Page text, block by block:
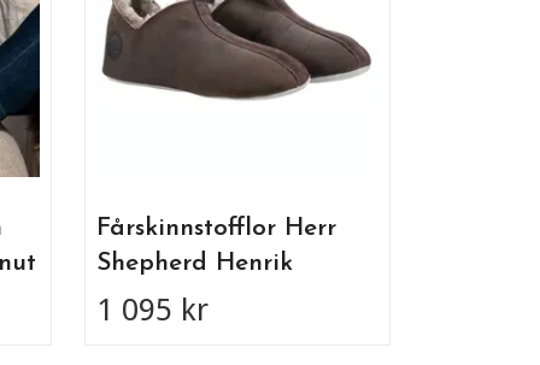
Fårskinnstofflor Herr
Shepherd Henrik
1 095 kr